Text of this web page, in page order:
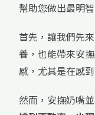
幫助您做出最明
首先，讓我們先
養，也能帶來安
感，尤其是在感
然而，安撫奶嘴